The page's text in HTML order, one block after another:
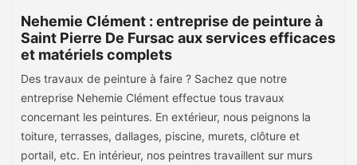
Nehemie Clément : entreprise de peinture à
Saint Pierre De Fursac aux services efficaces
et matériels complets
Des travaux de peinture à faire ? Sachez que notre
entreprise Nehemie Clément effectue tous travaux
concernant les peintures. En extérieur, nous peignons la
toiture, terrasses, dallages, piscine, murets, clôture et
portail, etc. En intérieur, nos peintres travaillent sur murs